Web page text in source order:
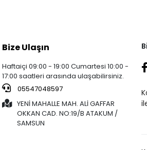
Bize Ulaşın
Haftaiçi 09:00 - 19:00 Cumartesi 10:00 -
17:00 saatleri arasında ulaşabilirsiniz.
05547048597
YENİ MAHALLE MAH. ALİ GAFFAR
OKKAN CAD. NO:19/B ATAKUM /
SAMSUN